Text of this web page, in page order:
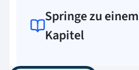
Springe zu
Kapitel